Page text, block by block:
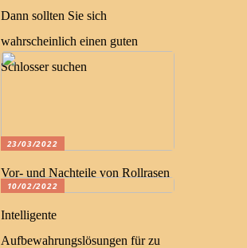
Dann sollten Sie sich
wahrscheinlich einen guten
Schlosser suchen
23/03/2022
Vor- und Nachteile von Rollrasen
10/02/2022
Intelligente
Aufbewahrungslösungen für zu